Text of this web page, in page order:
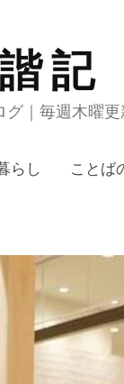
記
グ｜毎週木曜
らし ことば